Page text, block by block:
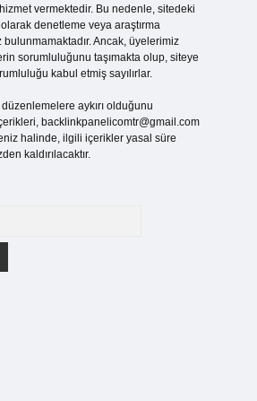
vermektedir. Bu nedenle, sitedeki
denetleme veya araştırma
Ancak, üyelerimiz
sorumluluğunu taşımakta olup, siteye
kabul etmiş sayılırlar.
aykırı olduğunu
backlinkpanelicomtr@gmail.com
halinde, ilgili içerikler yasal süre
kaldırılacaktır.